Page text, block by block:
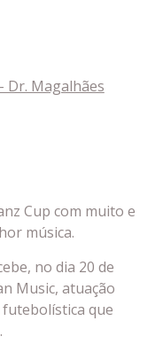
Dr. Magalhães
Cup com muito e
música.
no dia 20 de
Music, atuação
futebolística que